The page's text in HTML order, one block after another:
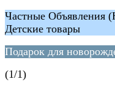
Частные Объявления
Детские товары
Подарок для
(1/1)